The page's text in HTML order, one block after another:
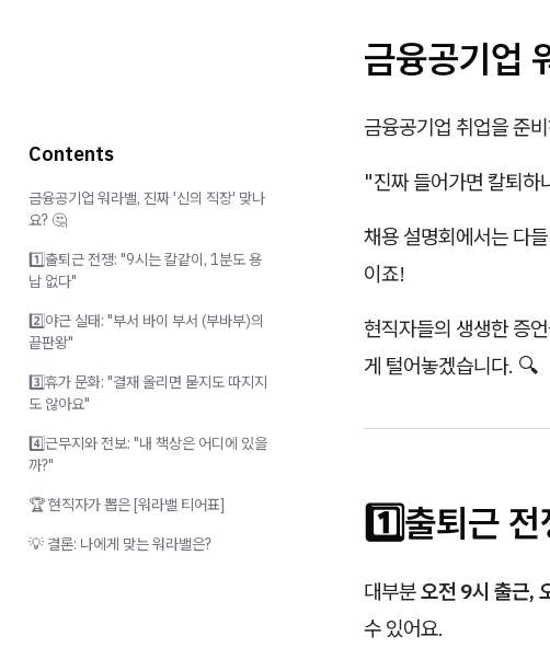
금융공기업
금융공기업 취업을 준
"진짜 들어가면 칼퇴하
채용 설명회에서는 다
이죠!
현직자들의 생생한 증
게 털어놓겠습니다. 🔍
1️⃣출퇴근
대부분오전 9시 출근,
수 있어요.
Contents
금융공기업 워라밸, 진짜 '신의 직장' 맞나
요? 🤔
1️⃣출퇴근 전쟁: "9시는 칼같이, 1분도 용
납 없다"
2️⃣야근 실태: "부서 바이 부서 (부바부)의
끝판왕"
3️⃣휴가 문화: "결재 올리면 묻지도 따지지
도 않아요"
4️⃣근무지와 전보: "내 책상은 어디에 있을
까?"
🏆 현직자가 뽑은 [워라밸 티어표]
💡 결론: 나에게 맞는 워라밸은?